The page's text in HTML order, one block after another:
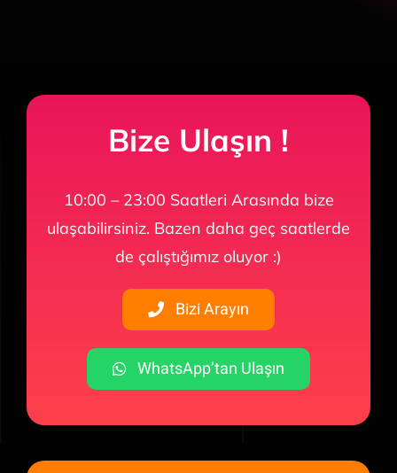
Bize Ulaşın !
10:00 – 23:00 Saatleri Arasında bize
ulaşabilirsiniz. Bazen daha geç saatlerde
de çalıştığımız oluyor :)
Bizi Arayın
WhatsApp’tan Ulaşın